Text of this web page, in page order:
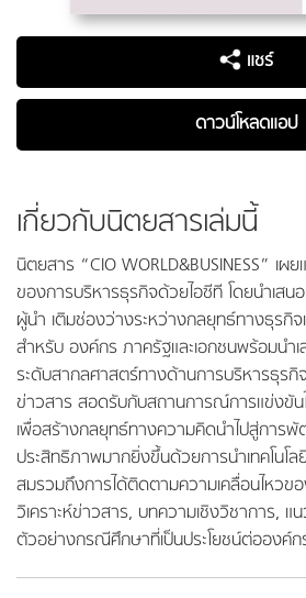
แชร์
ดาวน์โหลดแอป
เกี่ยวกับนิตยสารเล่มนี้
นิตยสาร “CIO WORLD&BUSINESS” เผ
ของการบริหารธุรกิจด้วยไอซีที โดยนำเสน
ผู้นำ เติมช่องว่างระหว่างกลยุทธ์ทางธุรกิจ
สำหรับ องค์กร ภาครัฐและเอกชนพร้อมนำ
ระดับสากลศาสตร์ทางด้านการบริหารธุรกิ
ข่าวสาร สอดรับกับสถานการณ์การแข่งขัน
เพื่อสร้างกลยุทธ์ทางความคิดนำไปสู่การ
ประสิทธิภาพมากยิ่งขึ้นด้วยการนำเทคโนโล
สมรวมถึงการได้ติดตามความเคลื่อนไหวข
วิเคราะห์ข่าวสาร, บทความเชิงวิชาการ, แ
ตัวอย่างกรณีศึกษาที่เป็นประโยชน์ต่อองค์ก